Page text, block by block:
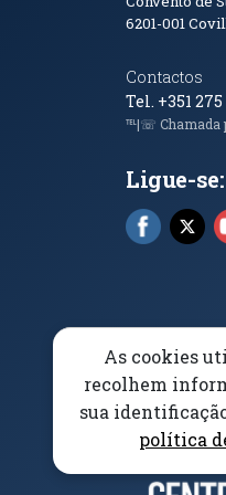
6201-001
Contactos
Tel. +351 275
℡|☏ Chamada
Ligue-se:
X
Elogios,
As cookies
recolhem
sua
política